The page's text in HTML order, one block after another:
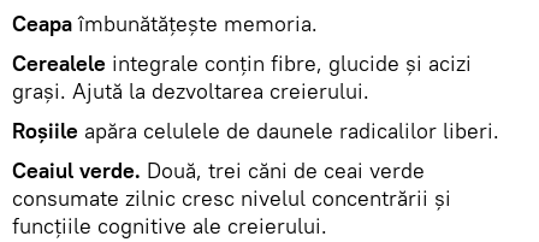
Ceapaîmbunătăţeşte memoria.
Cerealele integrale conţin fibre, glucide şi acizi
graşi. Ajută la dezvoltarea creierului.
Roşiile apăra celulele de daunele radicalilor liberi.
Ceaiul verde. Două, trei căni de ceai verde
consumate zilnic cresc nivelul concentrării şi
funcţiile cognitive ale creierului.